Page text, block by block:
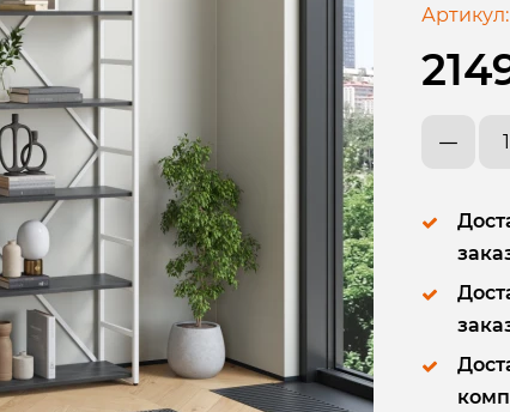
Артикул: